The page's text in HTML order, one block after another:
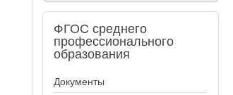
ФГОС среднего
профессионального
образования
Документы